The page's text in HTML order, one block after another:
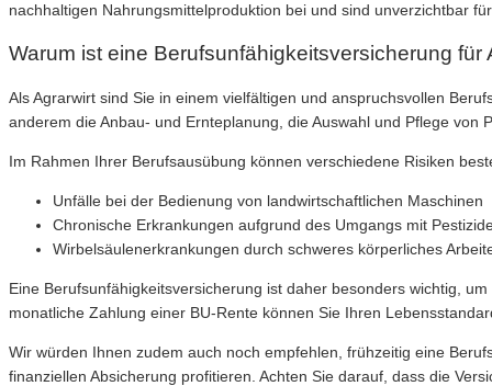
nachhaltigen Nahrungsmittelproduktion bei und sind unverzichtbar
Warum ist eine Berufsunfähigkeitsversicherung für
Als Agrarwirt sind Sie in einem vielfältigen und anspruchsvollen
anderem die Anbau- und Ernteplanung, die Auswahl und Pflege
Im Rahmen Ihrer Berufsausübung können verschiedene Risiken
Unfälle bei der Bedienung von landwirtschaftlichen Maschinen
Chronische Erkrankungen aufgrund des Umgangs mit
Wirbelsäulenerkrankungen durch schweres körperliches
Eine Berufsunfähigkeitsversicherung ist daher besonders wichtig,
monatliche Zahlung einer BU-Rente können Sie Ihren
Wir würden Ihnen zudem auch noch empfehlen, frühzeitig eine
finanziellen Absicherung profitieren. Achten Sie darauf, dass die